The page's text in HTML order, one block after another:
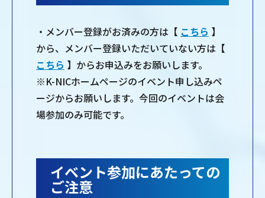
・メンバー登録がお済みの方は【 こちら 】
から、メンバー登録いただいていない方は【
こちら 】からお申込みをお願いします。
※K-NICホームページのイベント申し込みペ
ージからお願いします。今回のイベントは会
場参加のみ可能です。
イベント参加にあたっての
ご注意